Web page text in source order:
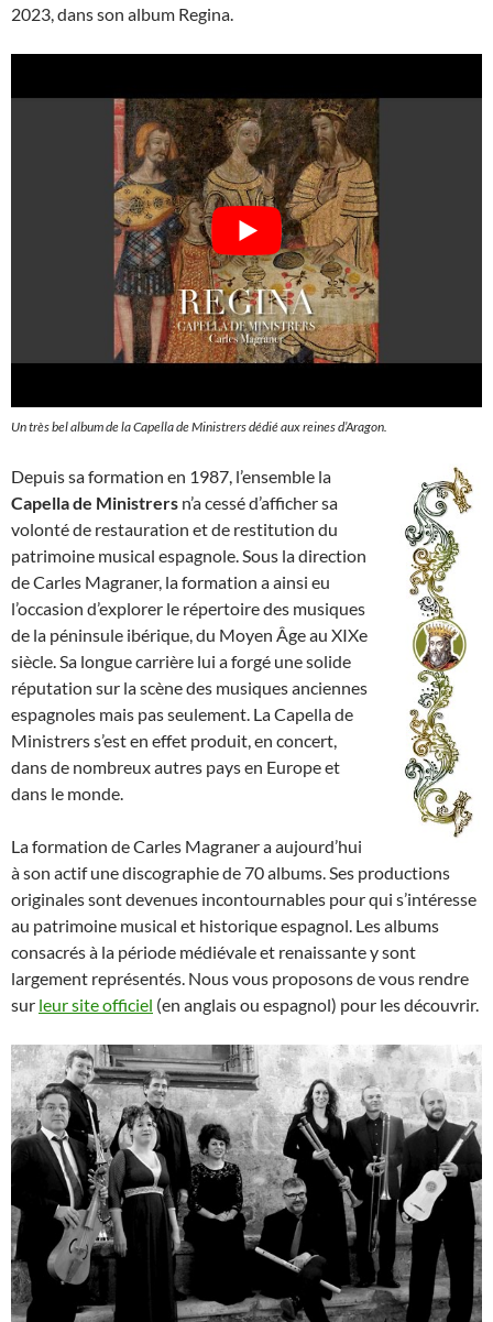
2023, dans son album Regina.
Un très bel album de la Capella de Ministrers dédié aux reines d’Aragon.
Depuis sa formation en 1987, l’ensemble la
Capella de Ministrers n’a cessé d’afficher sa
volonté de restauration et de restitution du
patrimoine musical espagnole. Sous la direction
de Carles Magraner, la formation a ainsi eu
l’occasion d’explorer le répertoire des musiques
de la péninsule ibérique, du Moyen Âge au XIXe
siècle. Sa longue carrière lui a forgé une solide
réputation sur la scène des musiques anciennes
espagnoles mais pas seulement. La Capella de
Ministrers s’est en effet produit, en concert,
dans de nombreux autres pays en Europe et
dans le monde.
La formation de Carles Magraner a aujourd’hui
à son actif une discographie de 70 albums. Ses productions
originales sont devenues incontournables pour qui s’intéresse
au patrimoine musical et historique espagnol. Les albums
consacrés à la période médiévale et renaissante y sont
largement représentés. Nous vous proposons de vous rendre
sur leur site officiel (en anglais ou espagnol) pour les découvrir.